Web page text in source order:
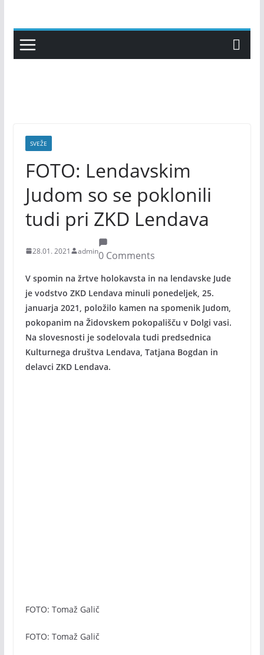
content
SVEŽE
FOTO: Lendavskim
Judom so se poklonili
tudi pri ZKD Lendava
28.01. 2021 admin0 Comments
V spomin na žrtve holokavsta in na lendavske Jude
je vodstvo ZKD Lendava minuli ponedeljek, 25.
januarja 2021, položilo kamen na spomenik Judom,
pokopanim na Židovskem pokopališču v Dolgi vasi.
Na slovesnosti je sodelovala tudi predsednica
Kulturnega društva Lendava, Tatjana Bogdan in
delavci ZKD Lendava.
FOTO: Tomaž Galič
FOTO: Tomaž Galič